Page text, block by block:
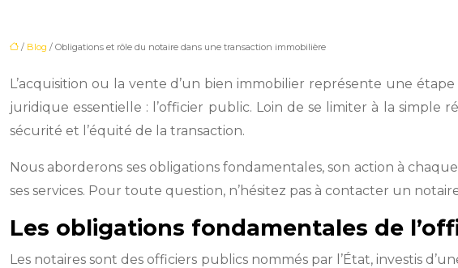
/ Blog / Obligations et rôle du notaire dans une transaction immobilière
L’acquisition ou la vente d’un bien immobilier représente une
juridique essentielle : l’officier public. Loin de se limiter à la
sécurité et l’équité de la transaction.
Nous aborderons ses obligations fondamentales, son action à
ses services. Pour toute question, n’hésitez pas à contacter un
Les obligations fondamentales de
Les notaires sont des officiers publics nommés par l’État, investis